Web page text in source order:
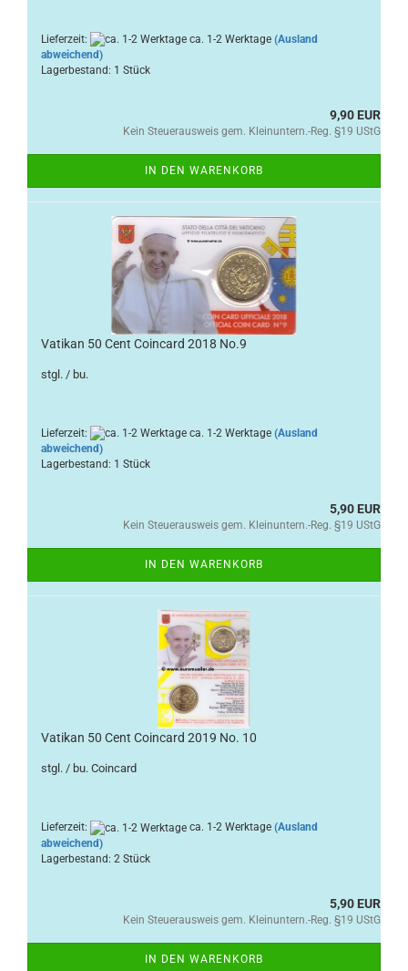
Lieferzeit: ca. 1-2 Werktage (Ausland
abweichend)
Lagerbestand: 1 Stück
9,90 EUR
Kein Steuerausweis gem. Kleinuntern.-Reg. §19 UStG
IN DEN WARENKORB
Vatikan 50 Cent Coincard 2018 No.9
stgl. / bu.
Lieferzeit: ca. 1-2 Werktage (Ausland
abweichend)
Lagerbestand: 1 Stück
5,90 EUR
Kein Steuerausweis gem. Kleinuntern.-Reg. §19 UStG
IN DEN WARENKORB
Vatikan 50 Cent Coincard 2019 No. 10
stgl. / bu. Coincard
Lieferzeit: ca. 1-2 Werktage (Ausland
abweichend)
Lagerbestand: 2 Stück
5,90 EUR
Kein Steuerausweis gem. Kleinuntern.-Reg. §19 UStG
IN DEN WARENKORB